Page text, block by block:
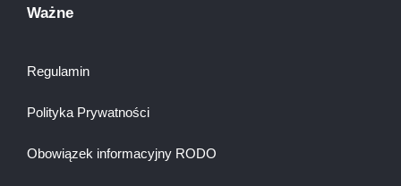
Ważne
Regulamin
Polityka Prywatności
Obowiązek informacyjny RODO